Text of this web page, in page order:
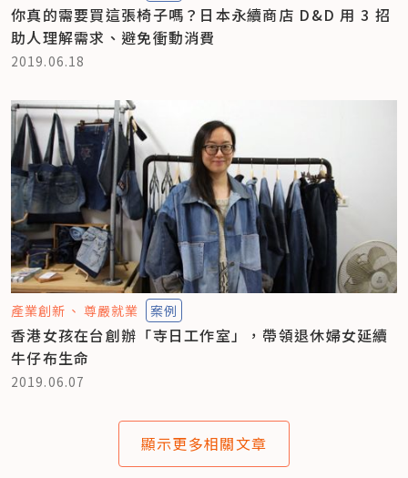
你真的需要買這張椅子嗎？日本永續商店 D&D 用 3 招
助人理解需求、避免衝動消費
2019.06.18
產業創新 尊嚴就業 案例
香港女孩在台創辦「寺日工作室」，帶領退休婦女延續
牛仔布生命
2019.06.07
顯示更多相關文章